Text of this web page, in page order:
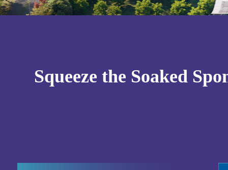
Squeeze the Soaked